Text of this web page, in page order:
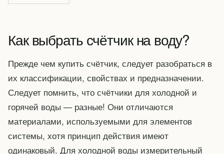
Как выбрать счётчик на воду?
Прежде чем купить счётчик, следует разобраться в
их классификации, свойствах и предназначении.
Следует помнить, что счётчики для холодной и
горячей воды — разные! Они отличаются
материалами, используемыми для элементов
системы, хотя принцип действия имеют
одинаковый. Для холодной воды измерительный